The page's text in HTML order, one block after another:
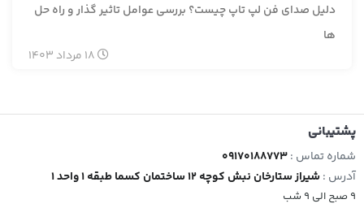
دلیل صدای فن لپ تاپ چیست؟ بررسی عوامل تاثیر گذار و راه حل
ها
18 مرداد 1403
پشتیبانی
شماره تماس :09170188773
آدرس :شیراز ستارخان نبش کوچه 12 ساختمان کسما طبقه 1 واحد 1
9 صبح الی 9 شب